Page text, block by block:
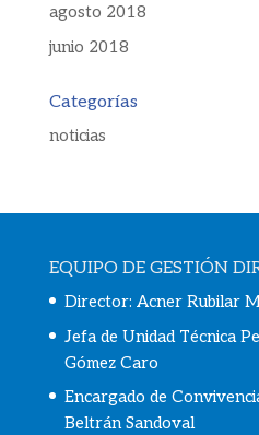
agosto 2018
junio 2018
Categorías
noticias
EQUIPO DE GESTIÓN
Director: Acner Rubilar
Jefa de Unidad Técnica
Gómez Caro
Encargado de
Beltrán Sandoval